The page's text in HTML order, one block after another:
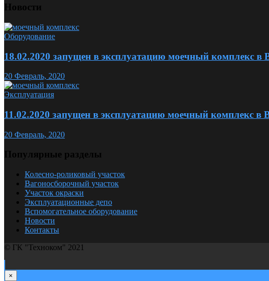
Новости
Оборудование
18.02.2020 запущен в эксплуатацию моечный комплекс в
20 Февраль, 2020
Эксплуатация
11.02.2020 запущен в эксплуатацию моечный комплекс в
20 Февраль, 2020
Популярные разделы
Колесно-роликовый участок
Вагоносборочный участок
Участок окраски
Эксплуатационные депо
Вспомогательное оборудование
Новости
Контакты
© ГК "Техноком" 2021
×